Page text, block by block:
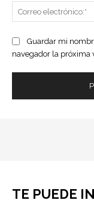
Guardar mi
navegador la próxima
TE PUEDE